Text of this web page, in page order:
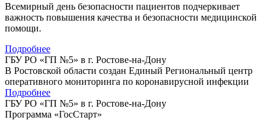
Всемирный день безопасности пациентов подчеркивает
важность повышения качества и безопасности медицинской
помощи.
Подробнее
ГБУ РО «ГП №5» в г. Ростове-на-Дону
В Ростовской области создан Единый Региональный центр
оперативного мониторинга по коронавирусной инфекции
Подробнее
ГБУ РО «ГП №5» в г. Ростове-на-Дону
Программа «ГосСтарт»